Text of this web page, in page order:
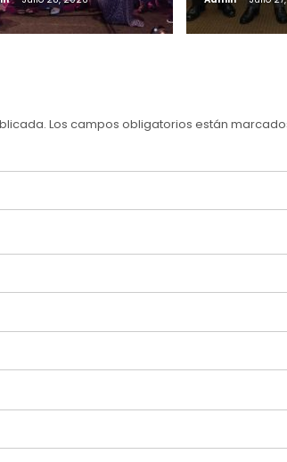
Los campos obligatorios están